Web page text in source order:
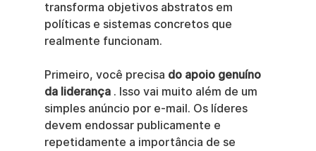
transforma objetivos abstratos em
políticas e sistemas concretos que
realmente funcionam.
Primeiro, você precisa do apoio genuíno
da liderança . Isso vai muito além de um
simples anúncio por e-mail. Os líderes
devem endossar publicamente e
repetidamente a importância de se